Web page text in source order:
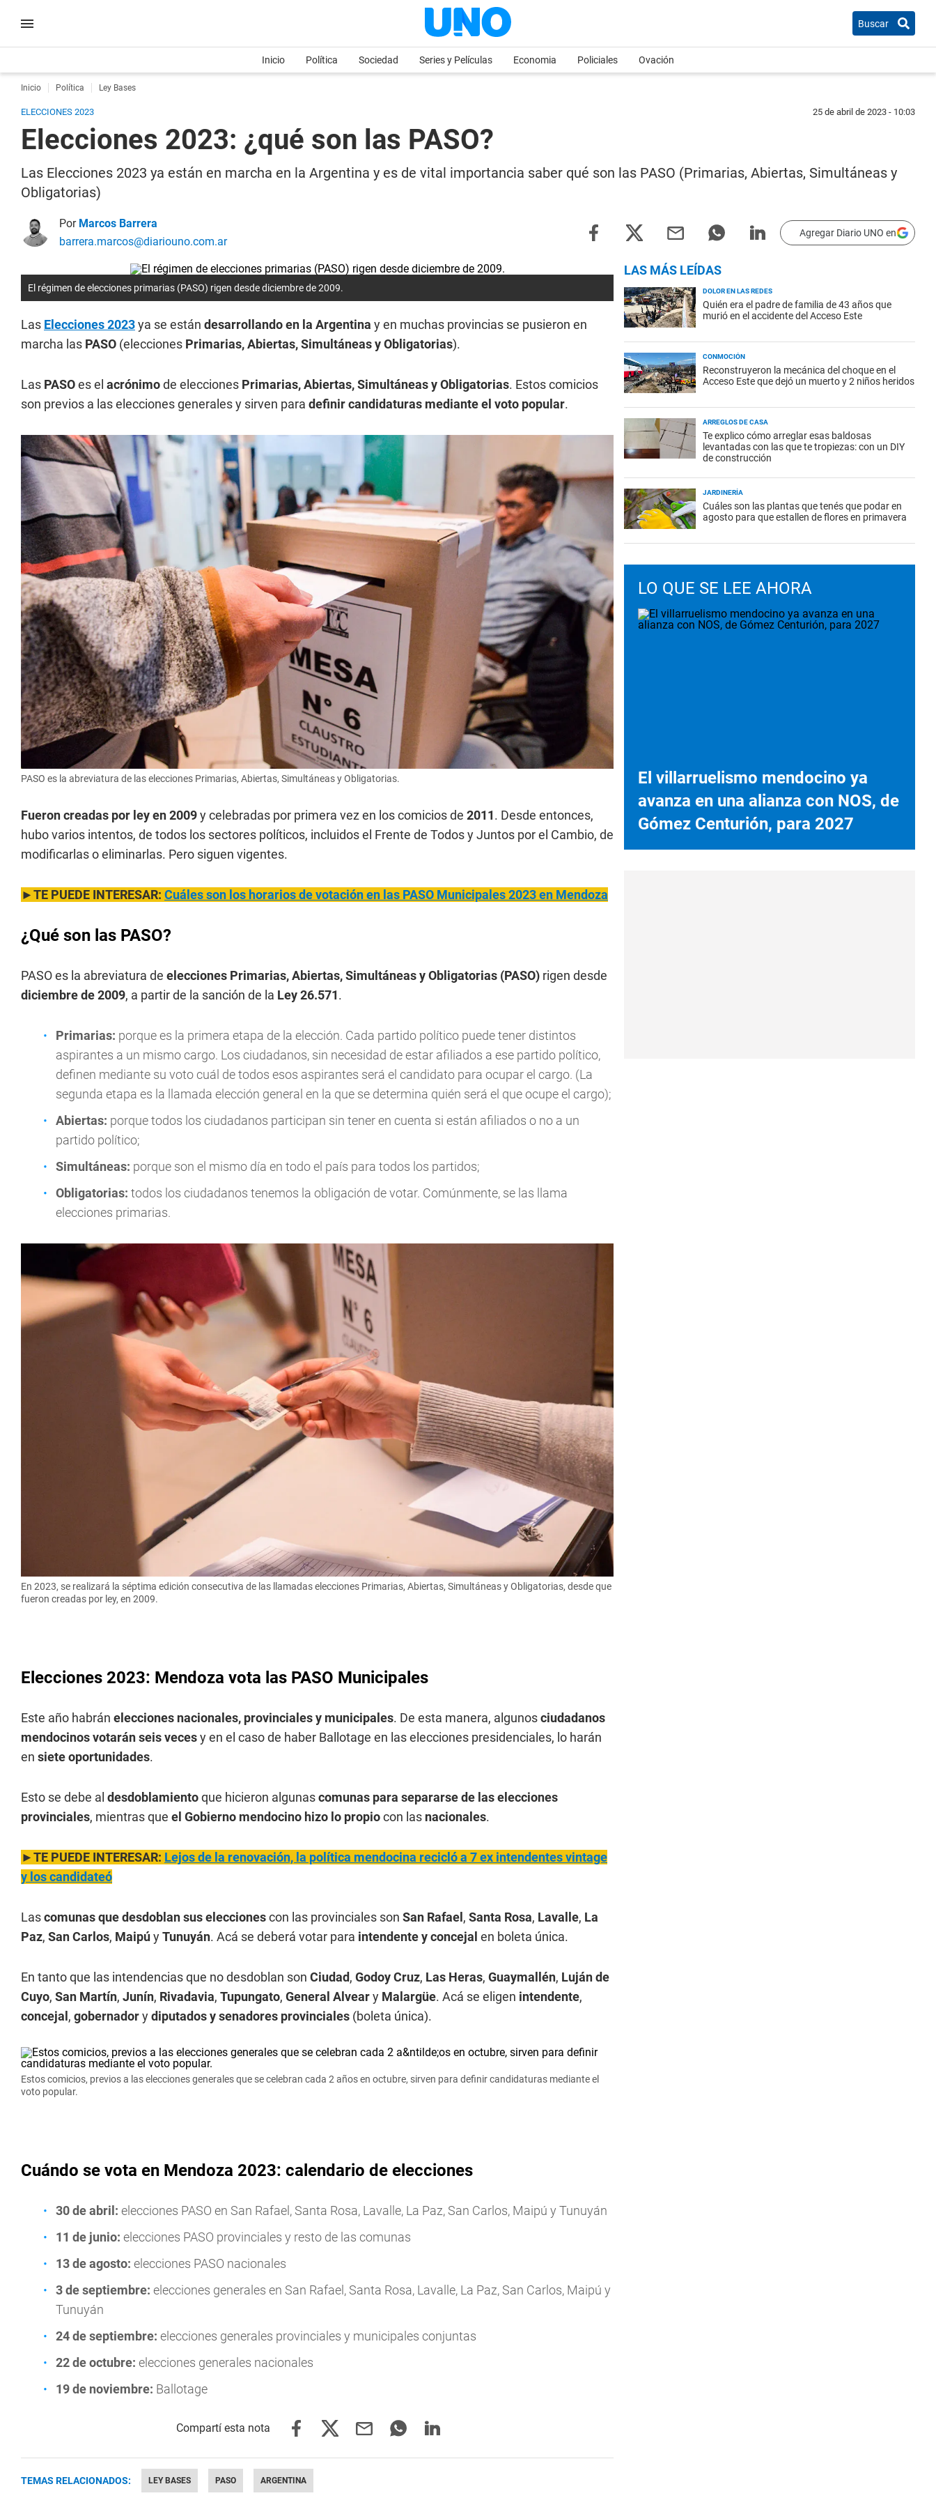
Buscar
Inicio Política Sociedad Series y Películas Economia Policiales Ovación
Inicio Política Ley Bases
ELECCIONES 2023 25 de abril de 2023 - 10:03
Elecciones 2023: ¿qué son las PASO?
Las Elecciones 2023 ya están en marcha en la Argentina y es de vital importancia saber qué son las PASO (Primarias, Abiertas, Simultáneas y
Obligatorias)
Por Marcos Barrera
barrera.marcos@diariouno.com.ar
Agregar Diario UNO en
El régimen de elecciones primarias (PASO) rigen desde diciembre de 2009.
Las Elecciones 2023ya se están desarrollando en la Argentina y en muchas provincias se pusieron en
marcha las PASO (elecciones Primarias, Abiertas, Simultáneas y Obligatorias).
Las PASOes el acrónimode elecciones Primarias, Abiertas, Simultáneas y Obligatorias. Estos comicios
son previos a las elecciones generales y sirven para definir candidaturas mediante el voto popular.
PASO es la abreviatura de las elecciones Primarias, Abiertas, Simultáneas y Obligatorias.
Fueron creadas por ley en 2009y celebradas por primera vez en los comicios de 2011. Desde entonces,
hubo varios intentos, de todos los sectores políticos, incluidos el Frente de Todos y Juntos por el Cambio, de
modificarlas o eliminarlas. Pero siguen vigentes.
►TE PUEDE INTERESAR: Cuáles son los horarios de votación en las PASO Municipales 2023 en Mendoza
¿Qué son las PASO?
PASO es la abreviatura de elecciones Primarias, Abiertas, Simultáneas y Obligatorias (PASO) rigen desde
diciembre de 2009, a partir de la sanción de la Ley 26.571.
Primarias: porque es la primera etapa de la elección. Cada partido político puede tener distintos
aspirantes a un mismo cargo. Los ciudadanos, sin necesidad de estar afiliados a ese partido político,
definen mediante su voto cuál de todos esos aspirantes será el candidato para ocupar el cargo. (La
segunda etapa es la llamada elección general en la que se determina quién será el que ocupe el cargo);
Abiertas: porque todos los ciudadanos participan sin tener en cuenta si están afiliados o no a un
partido político;
Simultáneas: porque son el mismo día en todo el país para todos los partidos;
Obligatorias: todos los ciudadanos tenemos la obligación de votar. Comúnmente, se las llama
elecciones primarias.
En 2023, se realizará la séptima edición consecutiva de las llamadas elecciones Primarias, Abiertas, Simultáneas y Obligatorias, desde que
fueron creadas por ley, en 2009.
Elecciones 2023: Mendoza vota las PASO Municipales
Este año habrán elecciones nacionales, provinciales y municipales. De esta manera, algunosciudadanos
mendocinos votarán seis vecesy en el caso de haber Ballotage en las elecciones presidenciales, lo harán
en siete oportunidades.
Esto se debe al desdoblamientoque hicieron algunascomunas para separarse de las elecciones
provinciales, mientras que el Gobierno mendocino hizo lo propiocon las nacionales.
►TE PUEDE INTERESAR: Lejos de la renovación, la política mendocina recicló a 7 ex intendentes vintage
y los candidateó
Lascomunas que desdoblan sus eleccionescon las provinciales son San Rafael , Santa Rosa, Lavalle, La
Paz, San Carlos, MaipúyTunuyán. Acá se deberá votar para intendente y concejal en boleta única.
En tanto que las intendencias que no desdoblan son Ciudad, Godoy Cruz, Las Heras, Guaymallén, Luján de
Cuyo, San Martín, Junín, Rivadavia, Tupungato, General Alveary Malargüe. Acá se eligen intendente,
concejal , gobernadorydiputados y senadores provinciales (boleta única).
Estos comicios, previos a las elecciones generales que se celebran cada 2 años en octubre, sirven para definir candidaturas mediante el
voto popular.
Cuándo se vota en Mendoza 2023: calendario de elecciones
30 de abril: elecciones PASO en San Rafael, Santa Rosa, Lavalle, La Paz, San Carlos, Maipú y Tunuyán
11 de junio: elecciones PASO provinciales y resto de las comunas
13 de agosto: elecciones PASO nacionales
3 de septiembre: elecciones generales en San Rafael, Santa Rosa, Lavalle, La Paz, San Carlos, Maipú y
Tunuyán
24 de septiembre: elecciones generales provinciales y municipales conjuntas
22 de octubre: elecciones generales nacionales
19 de noviembre: Ballotage
TEMAS RELACIONADOS: LEY BASES PASO ARGENTINA
LAS MÁS LEÍDAS
DOLOR EN LAS REDES
Quién era el padre de familia de 43 años que
murió en el accidente del Acceso Este
CONMOCIÓN
Reconstruyeron la mecánica del choque en el
Acceso Este que dejó un muerto y 2 niños heridos
ARREGLOS DE CASA
Te explico cómo arreglar esas baldosas
levantadas con las que te tropiezas: con un DIY
de construcción
JARDINERÍA
Cuáles son las plantas que tenés que podar en
agosto para que estallen de flores en primavera
LO QUE SE LEE AHORA
El villarruelismo mendocino ya
avanza en una alianza con NOS, de
Gómez Centurión, para 2027